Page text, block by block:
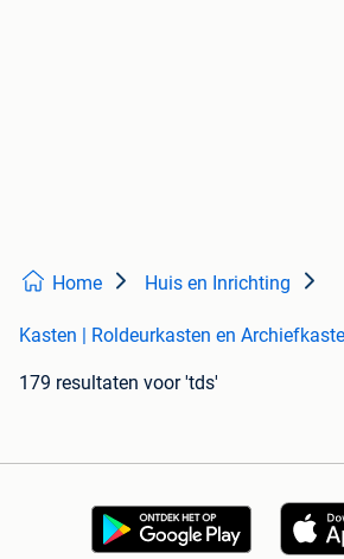
Home Huis en Inrichting
Kasten | Roldeurkasten en
179 resultaten voor 'tds'